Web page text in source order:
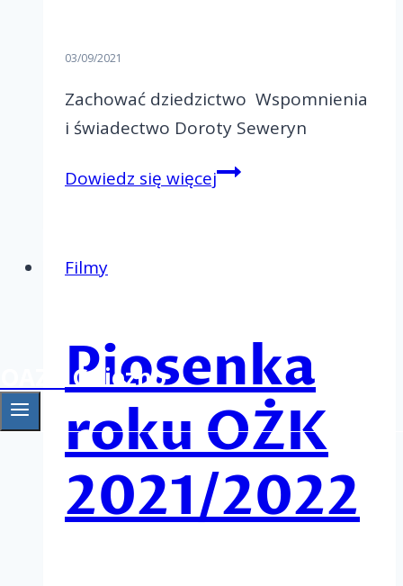
OAZA Gniezno
03/09/2021
Zachować dziedzictwo Wspomnienia
i świadectwo Doroty Seweryn
Dowiedz się więcejZachować
Filmy
Piosenka
roku OŻK
2021/2022